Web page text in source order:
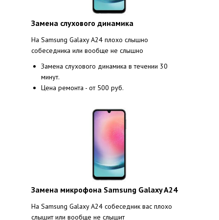
На Samsung Galaxy A24 плохо слышно
собеседника или вообще не слышно
Замена слухового динамика в течении 30
минут.
Цена ремонта - от 500 руб.
Замена слухового динамика
На Samsung Galaxy A24 собеседник вас плохо
слышит или вообще не слышит
Замена микрофона Samsung Galaxy A24